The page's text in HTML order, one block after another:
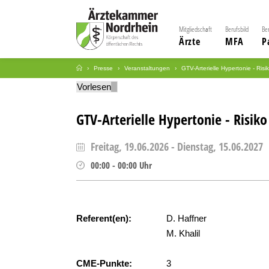
Mitgliedschaft
Ärzte
Berufsbild
MFA
Presse Veranstaltungen GTV-Arterielle Hypertonie -
Vorlesen
GTV-Arterielle Hypertonie -
Freitag, 19.06.2026- Dienstag, 15.06.2027
00:00 - 00:00 Uhr
Referent(en):
D. Haffner
M. Khalil
CME-Punkte: 3